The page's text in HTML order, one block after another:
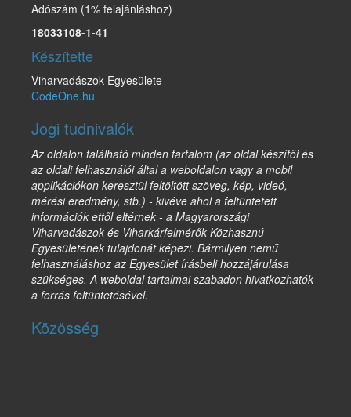
Adószám (1% felajánláshoz)
18033108-1-41
Készítette
Viharvadászok Egyesülete
CodeOne.hu
Jogi tudnivalók
Az oldalon található minden tartalom (az oldal készítői és
az oldali felhasználói által a weboldalon vagy a mobil
applikációkon keresztül feltöltött szöveg, kép, videó,
mérési eredmény, stb.) - kivéve ahol a feltüntetett
információk ettől eltérnek - a Magyarországi
Viharvadászok és Viharkárfelmérők Közhasznú
Egyesületének tulajdonát képezi. Bármilyen nemű
felhasználáshoz az Egyesület írásbeli hozzájárulása
szükséges. A weboldal tartalmai szabadon hivatkozhatók
a forrás feltüntetésével.
Közösség